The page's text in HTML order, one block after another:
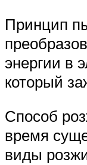
Принцип
энергии в
который
Способ
время
виды